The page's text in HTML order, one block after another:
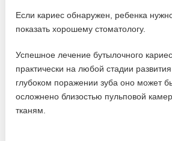
Если кариес обнаружен, ребенка
показать хорошему стоматологу.
Успешное лечение бутылочного
практически на любой стадии
глубоком поражении зуба оно может
осложнено близостью пульповой
тканям.